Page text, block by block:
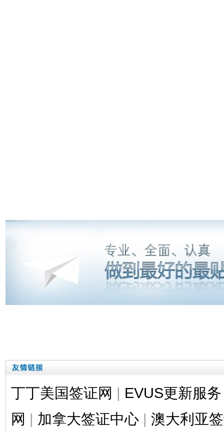
丁丁美国签证网 | EVUS更新服务
网 | 加拿大签证中心 | 澳大利亚